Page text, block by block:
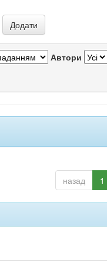
Автори
назад 1